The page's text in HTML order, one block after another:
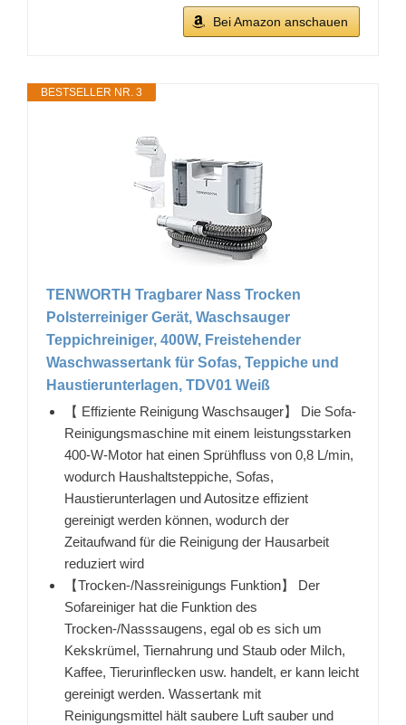
Bei Amazon anschauen
BESTSELLER NR. 3
TENWORTH Tragbarer Nass Trocken
Polsterreiniger Gerät, Waschsauger
Teppichreiniger, 400W, Freistehender
Waschwassertank für Sofas, Teppiche und
Haustierunterlagen, TDV01 Weiß
【 Effiziente Reinigung Waschsauger】 Die Sofa-
Reinigungsmaschine mit einem leistungsstarken
400-W-Motor hat einen Sprühfluss von 0,8 L/min,
wodurch Haushaltsteppiche, Sofas,
Haustierunterlagen und Autositze effizient
gereinigt werden können, wodurch der
Zeitaufwand für die Reinigung der Hausarbeit
reduziert wird
【Trocken-/Nassreinigungs Funktion】 Der
Sofareiniger hat die Funktion des
Trocken-/Nasssaugens, egal ob es sich um
Kekskrümel, Tiernahrung und Staub oder Milch,
Kaffee, Tierurinflecken usw. handelt, er kann leicht
gereinigt werden. Wassertank mit
Reinigungsmittel hält saubere Luft sauber und